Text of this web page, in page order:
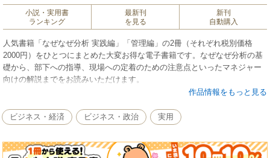
小説・実用書
ランキング
最新刊
を見る
新刊
自動購入
人気書籍「なぜなぜ分析 実践編」「管理編」の2冊（それぞれ税別価格
2000円）をひとつにまとめた大変お得な電子書籍です。なぜなぜ分析の基
礎から、部下への指導、現場への定着のための注意点といったマネジャー
向けの解説までをお読みいただけます。
ューマンエラー撲滅に威力を発揮します。営業・事務などのホワイトカラ
ーが役立てられるよう、分析のノウハウをわかりやすく解説しました。も
筆者の解説の特徴は、「言葉遣いに慎重を期し、抜け・漏れや、論理的
作品情報をもっと見る
ビジネス・経済 ビジネス・政治 実用